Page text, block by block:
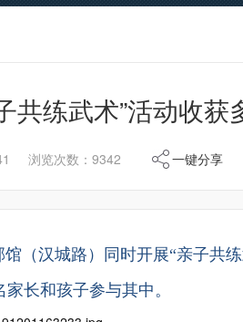
共练武术”活动收获
浏览次数：9342 一键分享
（汉城路）同时开展“亲子共
长和孩子参与其中。